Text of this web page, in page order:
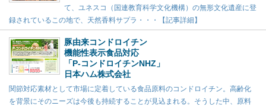
て、ユネスコ（国連教育科学文化機構）の無形文化遺産に登
録されているこの地で、天然香料サプラ・・・【記事詳細】
豚由来コンドロイチン
機能性表示食品対応
「P-コンドロイチンNHZ」
日本ハム株式会社
関節対応素材として市場に定着している食品原料のコンドロイチン。高齢化
を背景にそのニーズは今後も持続することが見込まれる。そうした中、原料